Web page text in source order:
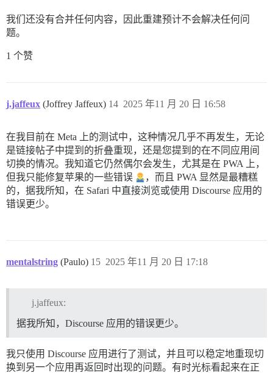
我们还没有合并任何内容，因此重建预计不会解决任何问
题。
1 个赞
j.jaffeux (Joffrey Jaffeux) 2025 年11 月 20 日 16:58
14
在我目前在 Meta 上的测试中，这种情况几乎不再发生，无论
是链接帖子中提到的折叠重现，还是您提到的在不同应用间
切换的情况。我知道它仍然偶尔会发生，尤其是在 PWA 上，
但我只能修复苹果的一些错误
，而且 PWA 显然是最糟糕
的，据我所知，在 Safari 中直接浏览或使用 Discourse 应用的
错误更少。
mentalstring (Paulo) 2025 年11 月 20 日 17:18
15
j.jaffeux:
据我所知，Discourse 应用的错误更少。
我只使用 Discourse 应用进行了测试，并且可以稳定地重现切
换到另一个应用再返回时出现的问题。有时光标看起来在正